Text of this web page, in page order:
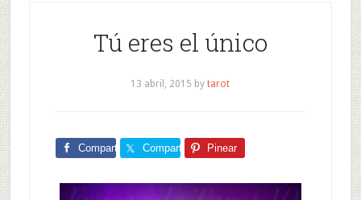
Tú eres el único
13 abril, 2015 bytarot
Comparte Comparte Pinear